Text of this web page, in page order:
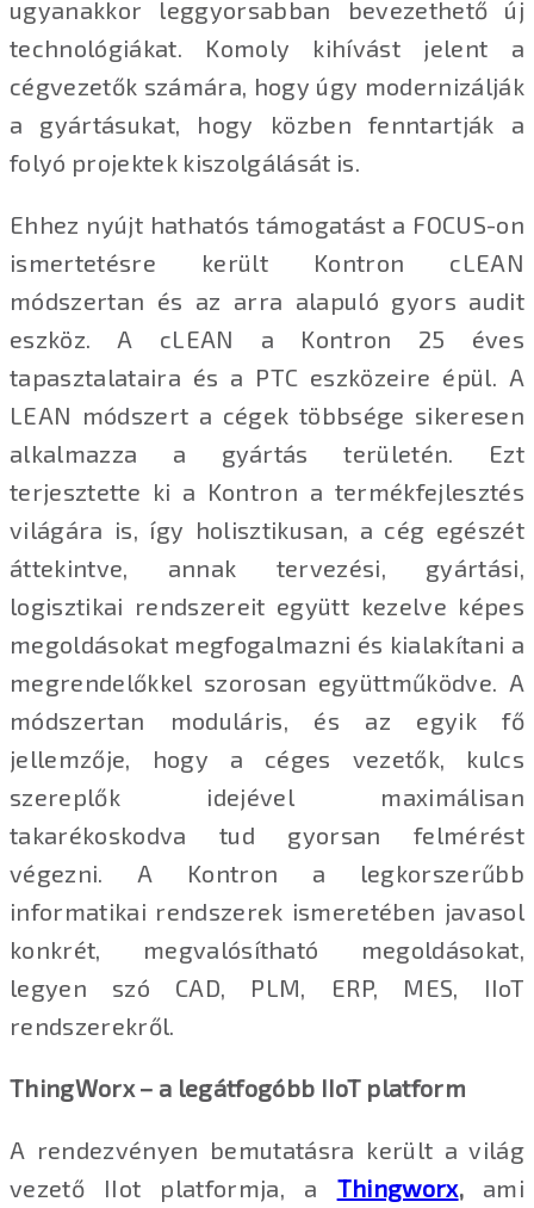
ugyanakkor leggyorsabban bevezethető új
technológiákat. Komoly kihívást jelent a
cégvezetők számára, hogy úgy modernizálják
a gyártásukat, hogy közben fenntartják a
folyó projektek kiszolgálását is.
Ehhez nyújt hathatós támogatást a FOCUS-on
ismertetésre került Kontron cLEAN
módszertan és az arra alapuló gyors audit
eszköz. A cLEAN a Kontron 25 éves
tapasztalataira és a PTC eszközeire épül. A
LEAN módszert a cégek többsége sikeresen
alkalmazza a gyártás területén. Ezt
terjesztette ki a Kontron a termékfejlesztés
világára is, így holisztikusan, a cég egészét
áttekintve, annak tervezési, gyártási,
logisztikai rendszereit együtt kezelve képes
megoldásokat megfogalmazni és kialakítani a
megrendelőkkel szorosan együttműködve. A
módszertan moduláris, és az egyik fő
jellemzője, hogy a céges vezetők, kulcs
szereplők idejével maximálisan
takarékoskodva tud gyorsan felmérést
végezni. A Kontron a legkorszerűbb
informatikai rendszerek ismeretében javasol
konkrét, megvalósítható megoldásokat,
legyen szó CAD, PLM, ERP, MES, IIoT
rendszerekről.
ThingWorx – a legátfogóbb IIoT platform
A rendezvényen bemutatásra került a világ
vezető IIot platformja, a Thingworx, ami